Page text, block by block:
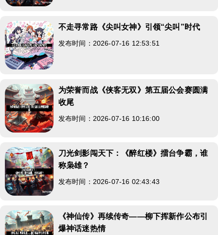
不走寻常路《尖叫女神》引领“尖叫”时代
发布时间：2026-07-16 12:53:51
为荣誉而战《侠客无双》第五届公会赛圆满
收尾
发布时间：2026-07-16 10:16:00
刀光剑影闯天下：《醉红楼》擂台争霸，谁
称枭雄？
发布时间：2026-07-16 02:43:43
《神仙传》再续传奇——柳下挥新作公布引
爆神话迷热情